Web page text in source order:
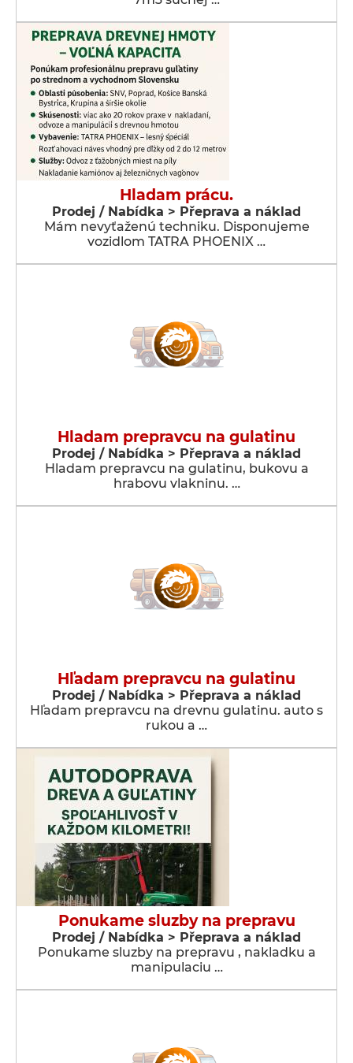
Hladam prácu.
Prodej / Nabídka > Přeprava a náklad
Mám nevyťaženú techniku. Disponujeme
vozidlom TATRA PHOENIX …
Hladam prepravcu na gulatinu
Prodej / Nabídka > Přeprava a náklad
Hladam prepravcu na gulatinu, bukovu a
hrabovu vlakninu. …
Hľadam prepravcu na gulatinu
Prodej / Nabídka > Přeprava a náklad
Hľadam prepravcu na drevnu gulatinu. auto s
rukou a …
Ponukame sluzby na prepravu
Prodej / Nabídka > Přeprava a náklad
Ponukame sluzby na prepravu , nakladku a
manipulaciu …